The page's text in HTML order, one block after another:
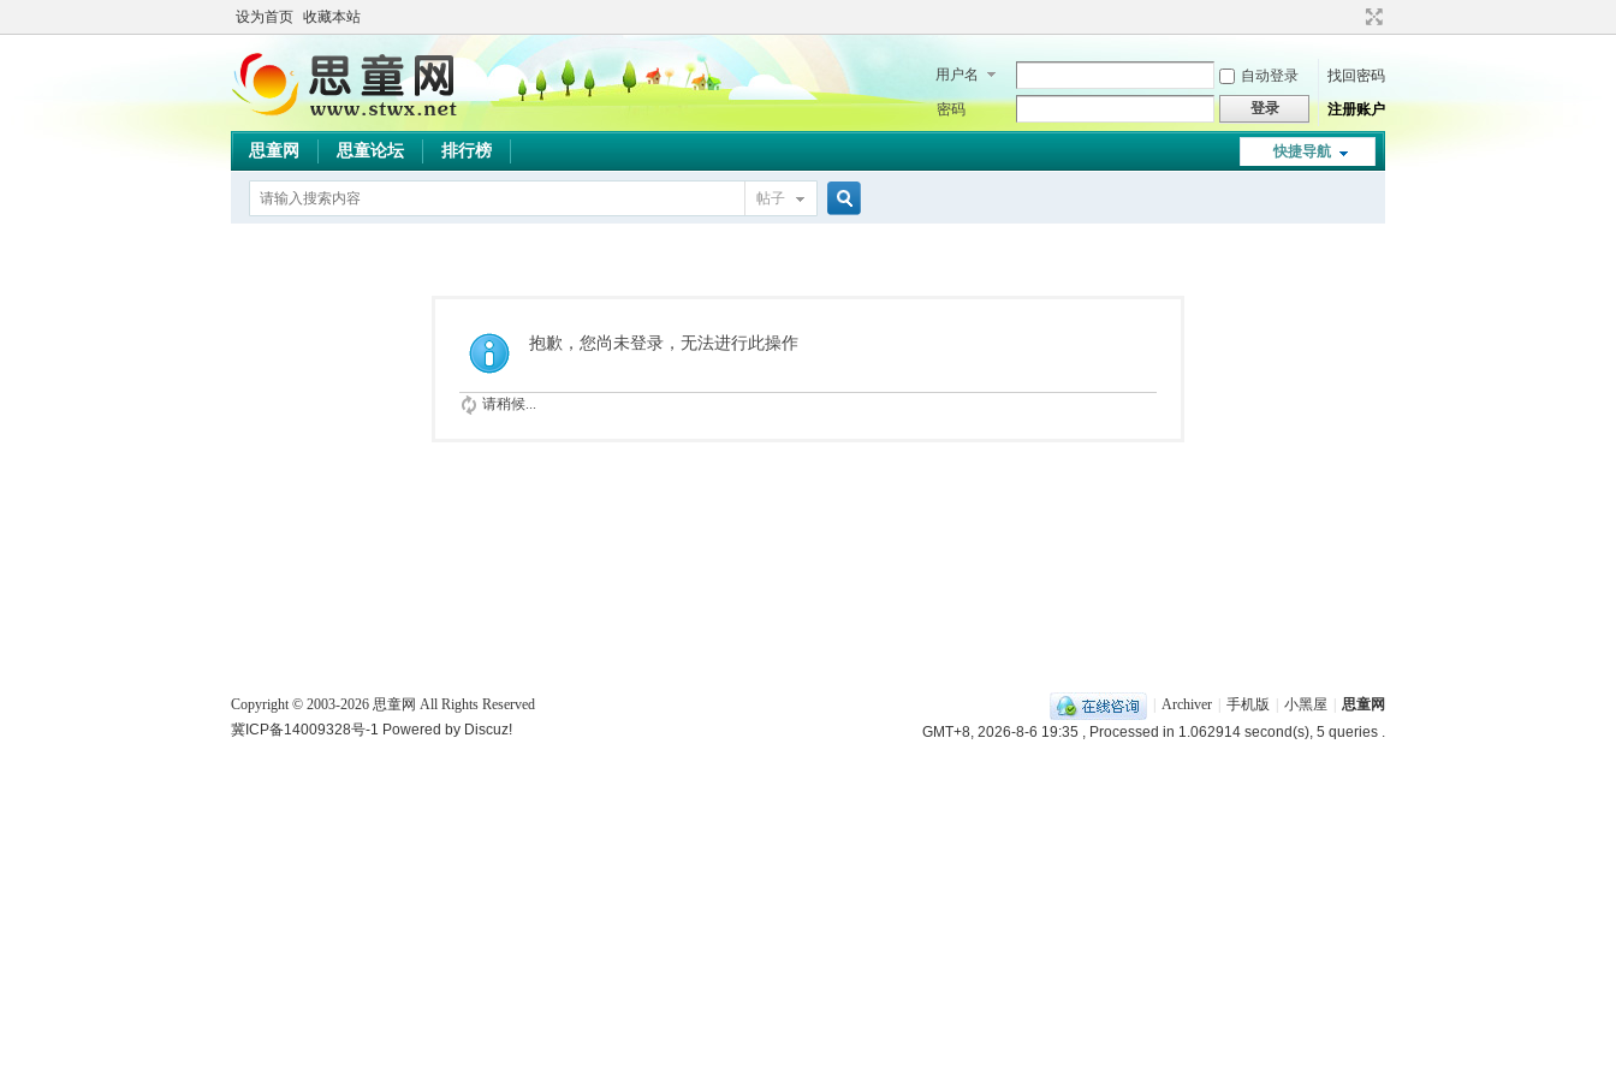
设为首页 收藏本站
用户名 自动登录
找回密码
密码
登录 注册账户
快捷导航
思童网 思童论坛 排行榜
帖子
抱歉，您尚未登录，无法进行此操作
请稍候...
Archiver 手机版 小黑屋
思童网
GMT+8, 2026-8-6 19:35 , Processed in 1.062914 second(s), 5 queries .
Copyright © 2003-2026 思童网 All Rights Reserved
冀ICP备14009328号-1 Powered by Discuz!